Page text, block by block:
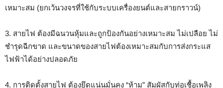
เหมาะสม (ยกเว้นวงจรที่ใช้กับระบบเครื่องยนต์และสายกราวน์)
3. สายไฟ ต้องมีฉนวนหุ้มและถูกป้องกันอย่างเหมาะสม ไม่เปลือย ไม่
ชำรุดฉีกขาด และขนาดของสายไฟต้องเหมาะสมกับการส่งกระแส
ไฟฟ้าได้อย่างปลอดภัย
4. การติดตั้งสายไฟ ต้องยึดแน่นมั่นคง “ห้าม” สัมผัสกับท่อเชื้อเพลิง